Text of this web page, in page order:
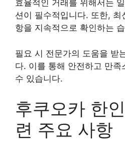
효율적인 거래를 위해서는
션이 필수적입니다. 또한,
항을 지속적으로 확인하는
필요 시 전문가의 도움을 받
다. 이를 통해 안전하고 만
수 있습니다.
후쿠오카 한
련 주요 사항